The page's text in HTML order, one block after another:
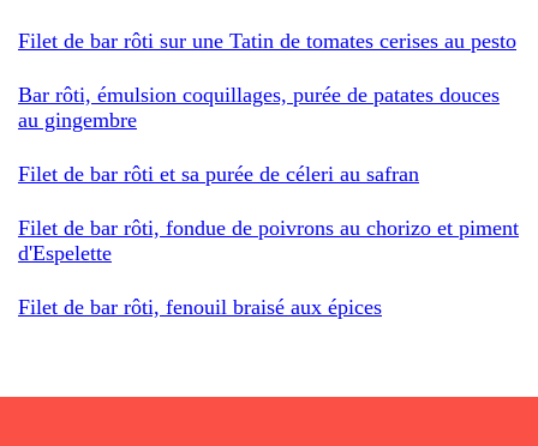
Filet de bar rôti sur une Tatin de tomates cerises au pesto
Bar rôti, émulsion coquillages, purée de patates douces
au gingembre
Filet de bar rôti et sa purée de céleri au safran
Filet de bar rôti, fondue de poivrons au chorizo et piment
d'Espelette
Filet de bar rôti, fenouil braisé aux épices